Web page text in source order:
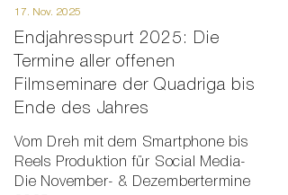
17. Nov. 2025
Endjahresspurt 2025: Die
Termine aller offenen
Filmseminare der Quadriga bis
Ende des Jahres
Vom Dreh mit dem Smartphone bis
Reels Produktion für Social Media-
Die November- & Dezembertermine